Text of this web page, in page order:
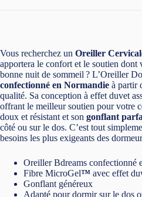
Vous recherchez un Oreiller
apportera le confort et le soutien dont
bonne nuit de sommeil ? L’Oreiller
confectionné en Normandie à partir
qualité. Sa conception à effet duvet
offrant le meilleur soutien pour votre
doux et résistant et son gonflant
côté ou sur le dos. C’est tout
besoins les plus exigeants des
Oreiller Bdreams
Fibre MicroGel™ avec effet
Gonflant généreux
Adapté pour dormir sur le dos